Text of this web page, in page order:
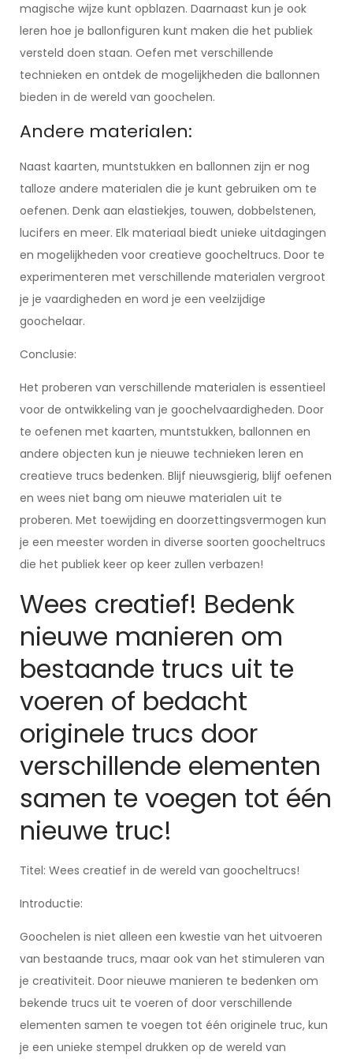
magische wijze kunt opblazen. Daarnaast kun je ook
leren hoe je ballonfiguren kunt maken die het publiek
versteld doen staan. Oefen met verschillende
technieken en ontdek de mogelijkheden die ballonnen
bieden in de wereld van goochelen.
Andere materialen:
Naast kaarten, muntstukken en ballonnen zijn er nog
talloze andere materialen die je kunt gebruiken om te
oefenen. Denk aan elastiekjes, touwen, dobbelstenen,
lucifers en meer. Elk materiaal biedt unieke uitdagingen
en mogelijkheden voor creatieve goocheltrucs. Door te
experimenteren met verschillende materialen vergroot
je je vaardigheden en word je een veelzijdige
goochelaar.
Conclusie:
Het proberen van verschillende materialen is essentieel
voor de ontwikkeling van je goochelvaardigheden. Door
te oefenen met kaarten, muntstukken, ballonnen en
andere objecten kun je nieuwe technieken leren en
creatieve trucs bedenken. Blijf nieuwsgierig, blijf oefenen
en wees niet bang om nieuwe materialen uit te
proberen. Met toewijding en doorzettingsvermogen kun
je een meester worden in diverse soorten goocheltrucs
die het publiek keer op keer zullen verbazen!
Wees creatief! Bedenk
nieuwe manieren om
bestaande trucs uit te
voeren of bedacht
originele trucs door
verschillende elementen
samen te voegen tot één
nieuwe truc!
Titel: Wees creatief in de wereld van goocheltrucs!
Introductie:
Goochelen is niet alleen een kwestie van het uitvoeren
van bestaande trucs, maar ook van het stimuleren van
je creativiteit. Door nieuwe manieren te bedenken om
bekende trucs uit te voeren of door verschillende
elementen samen te voegen tot één originele truc, kun
je een unieke stempel drukken op de wereld van